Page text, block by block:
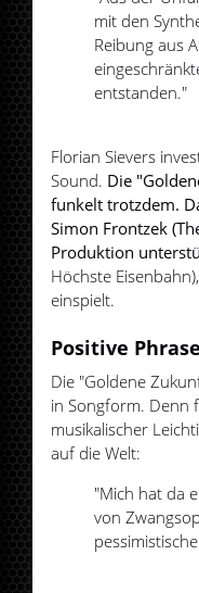
mit den
Reibung aus
entstanden."
Florian Sievers
Sound. Die
funkelt trotzdem.
Simon Frontzek
Produktion
Höchste
einspielt.
Positive
Die "Goldene
in Songform. Denn
musikalischer
auf die Welt:
"Mich hat da
von